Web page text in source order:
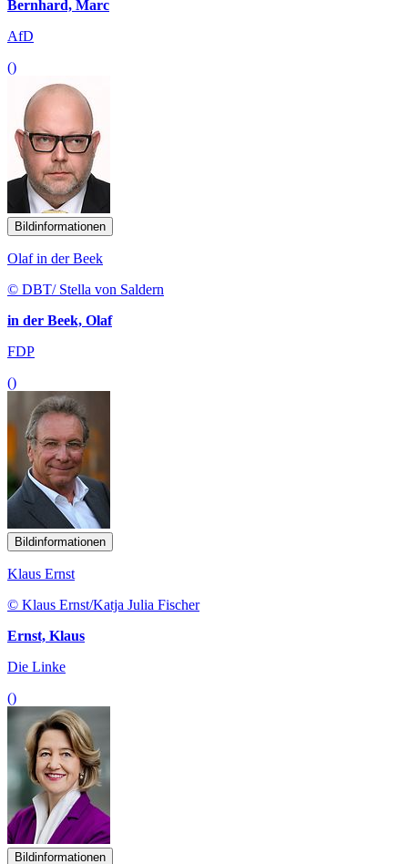
Bernhard, Marc
AfD
()
Bildinformationen
Olaf in der Beek
© DBT/ Stella von Saldern
in der Beek, Olaf
FDP
()
Bildinformationen
Klaus Ernst
© Klaus Ernst/Katja Julia Fischer
Ernst, Klaus
Die Linke
()
Bildinformationen